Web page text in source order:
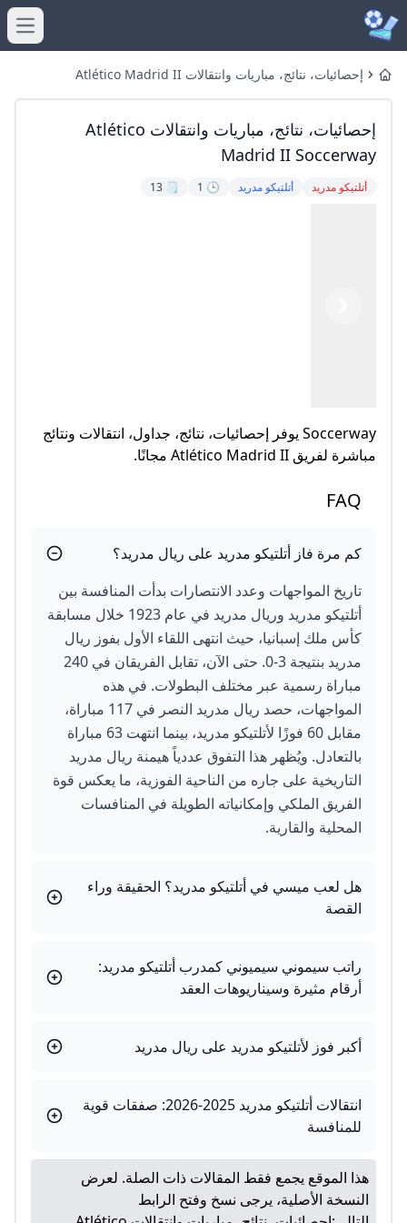
Home
إحصائيات، نتائج، مباريات وانتقالات Atlético Madrid II
إحصائيات، نتائج، مباريات وانتقالات Atlético
Madrid II Soccerway
أتلتيكو مدريد أتلتيكو مدريد 🕒 1
🗒️ 13
Soccerway يوفر إحصائيات، نتائج، جداول، انتقالات ونتائج
مباشرة لفريق Atlético Madrid II مجانًا.
FAQ
كم مرة فاز أتلتيكو مدريد على ريال مدريد؟
تاريخ المواجهات وعدد الانتصارات بدأت المنافسة بين
أتلتيكو مدريد وريال مدريد في عام 1923 خلال مسابقة
كأس ملك إسبانيا، حيث انتهى اللقاء الأول بفوز ريال
مدريد بنتيجة 3-0. حتى الآن، تقابل الفريقان في 240
مباراة رسمية عبر مختلف البطولات. في هذه
المواجهات، حصد ريال مدريد النصر في 117 مباراة،
مقابل 60 فوزًا لأتلتيكو مدريد، بينما انتهت 63 مباراة
بالتعادل. ويُظهر هذا التفوق عددياً هيمنة ريال مدريد
التاريخية على جاره من الناحية الفوزية، ما يعكس قوة
الفريق الملكي وإمكانياته الطويلة في المنافسات
المحلية والقارية.
هل لعب ميسي في أتلتيكو مدريد؟ الحقيقة وراء
القصة
راتب سيموني سيميوني كمدرب أتلتيكو مدريد:
أرقام مثيرة وسيناريوهات العقد
أكبر فوز لأتلتيكو مدريد على ريال مدريد
انتقالات أتلتيكو مدريد 2025-2026: صفقات قوية
للمنافسة
هذا الموقع يجمع فقط المقالات ذات الصلة. لعرض
النسخة الأصلية، يرجى نسخ وفتح الرابط